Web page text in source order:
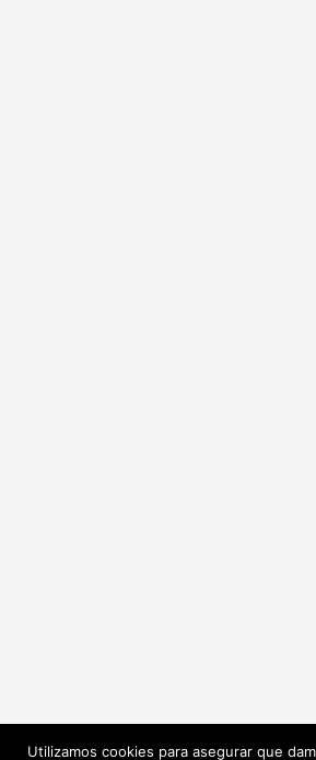
Utilizamos cookies para asegurar que